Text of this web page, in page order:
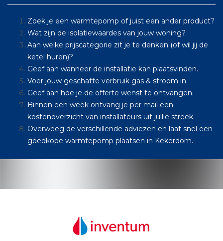
Zoek je een warmtepomp of juist een ander product?
Wat zijn de isolatiewaardes van jouw woning?
Aan welke prijscategorie zit je te denken (of wil jij de
ketel huren)?
Geef aan wanneer de installatie kan plaatsvinden.
Voer jouw geschatte verbruik gas & stroom in.
Geef aan hoe je de offerte wenst te ontvangen.
Binnen een week ontvang je per mail een
kostenoverzicht van installateurs uit jullie streek.
Overweeg de verschillende adviezen en laat snel een
goedkope warmtepomp plaatsen in Kekerdom.